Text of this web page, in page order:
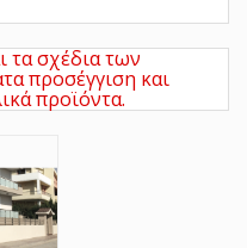
τα σχέδια των
προσέγγιση και
προϊόντα.